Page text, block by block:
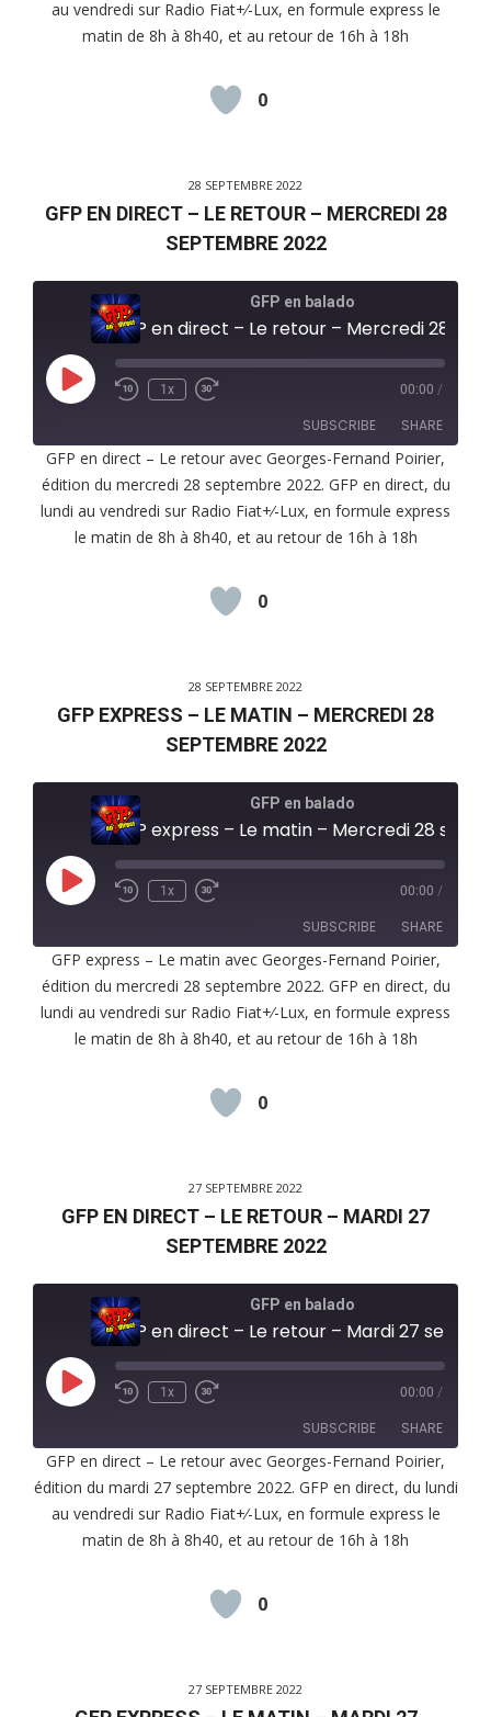
RSS FEED
LINK
au vendredi sur Radio Fiat+⁄-Lux, en formule express le
matin de 8h à 8h40, et au retour de 16h à 18h
0
28 SEPTEMBRE 2022
GFP EN DIRECT – LE RETOUR – MERCREDI 28
SEPTEMBRE 2022
GFP en balado
Play
Episode
1x 00:00 /
SUBSCRIBE SHARE
RSS FEED
SHARE
LINK
GFP en direct – Le retour avec Georges-Fernand Poirier,
édition du mercredi 28 septembre 2022. GFP en direct, du
lundi au vendredi sur Radio Fiat+⁄-Lux, en formule express
le matin de 8h à 8h40, et au retour de 16h à 18h
0
28 SEPTEMBRE 2022
GFP EXPRESS – LE MATIN – MERCREDI 28
SEPTEMBRE 2022
GFP en balado
Play
Episode
1x 00:00 /
SUBSCRIBE SHARE
RSS FEED
SHARE
LINK
GFP express – Le matin avec Georges-Fernand Poirier,
édition du mercredi 28 septembre 2022. GFP en direct, du
lundi au vendredi sur Radio Fiat+⁄-Lux, en formule express
le matin de 8h à 8h40, et au retour de 16h à 18h
0
27 SEPTEMBRE 2022
GFP EN DIRECT – LE RETOUR – MARDI 27
SEPTEMBRE 2022
GFP en balado
Play
Episode
1x 00:00 /
SUBSCRIBE SHARE
RSS FEED
SHARE
LINK
GFP en direct – Le retour avec Georges-Fernand Poirier,
édition du mardi 27 septembre 2022. GFP en direct, du lundi
au vendredi sur Radio Fiat+⁄-Lux, en formule express le
matin de 8h à 8h40, et au retour de 16h à 18h
0
27 SEPTEMBRE 2022